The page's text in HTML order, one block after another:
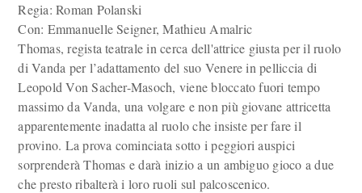
Regia: Roman Polanski
Con: Emmanuelle Seigner, Mathieu Amalric
Thomas, regista teatrale in cerca dell'attrice giusta per il ruolo
di Vanda per l’adattamento del suo Venere in pelliccia di
Leopold Von Sacher-Masoch, viene bloccato fuori tempo
massimo da Vanda, una volgare e non più giovane attricetta
apparentemente inadatta al ruolo che insiste per fare il
provino. La prova cominciata sotto i peggiori auspici
sorprenderà Thomas e darà inizio a un ambiguo gioco a due
che presto ribalterà i loro ruoli sul palcoscenico.